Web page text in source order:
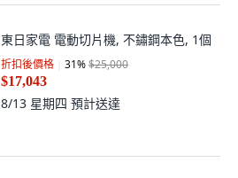
東日家電 電動切片機, 不鏽鋼本色, 1個
折扣後價格 31%$25,000
$17,043
8/13 星期四 預計送達